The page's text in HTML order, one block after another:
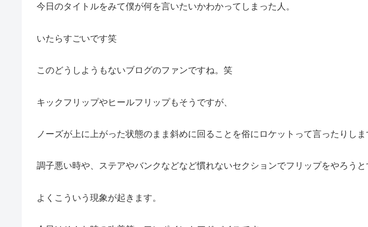
今日のタイトルをみて僕が何を言いたいかわかってしまった人。
いたらすごいです笑
このどうしようもないブログのファンですね。笑
キックフリップやヒールフリップもそうですが、
ノーズが上に上がった状態のまま斜めに回ることを俗にロケットって言ったりしま
調子悪い時や、ステアやバンクなどなど慣れないセクションでフリップをやろうと
よくこういう現象が起きます。